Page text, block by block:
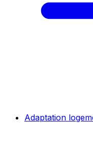
Adaptation